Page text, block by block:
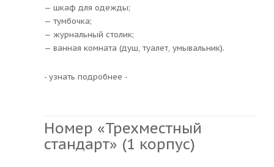
— шкаф для одежды;
— тумбочка;
— журнальный столик;
— ванная комната (душ, туалет, умывальник).
- узнать подробнее -
Номер «Трехместный
стандарт» (1 корпус)